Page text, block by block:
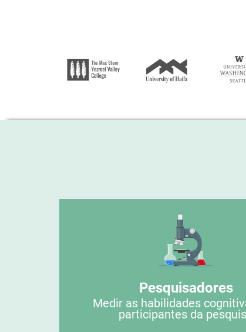
Pesquisadores
Medir as habilidades
participantes da